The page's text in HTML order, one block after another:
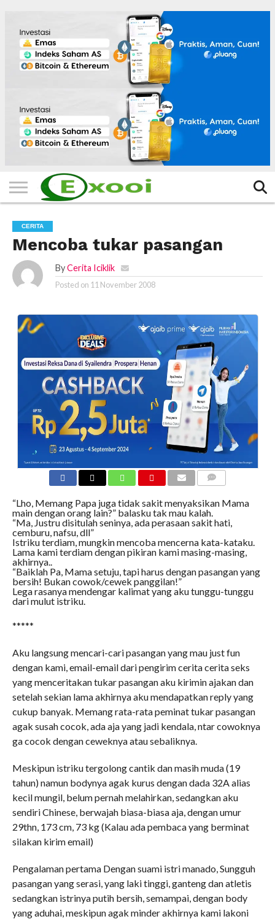
HOME
FILTER
BERITA
BIODATA
CERITA
CERPEN
EKSKLUSIF
FOTO
VIDEO
TIPS
MORE
CERITA
Mencoba tukar pasangan
By Cerita Iciklik
Posted on 11 November 2008
“Lho, Memang Papa juga tidak sakit menyaksikan Mama
main dengan orang lain?” balasku tak mau kalah.
“Ma, Justru disitulah seninya, ada perasaan sakit hati,
cemburu, nafsu, dll”
Istriku terdiam, mungkin mencoba mencerna kata-kataku.
Lama kami terdiam dengan pikiran kami masing-masing,
akhirnya..
“Baiklah Pa, Mama setuju, tapi harus dengan pasangan yang
bersih! Bukan cowok/cewek panggilan!”
Lega rasanya mendengar kalimat yang aku tunggu-tunggu
dari mulut istriku.
*****
Aku langsung mencari-cari pasangan yang mau just fun
dengan kami, email-email dari pengirim cerita cerita seks
yang menceritakan tukar pasangan aku kirimin ajakan dan
setelah sekian lama akhirnya aku mendapatkan reply yang
cukup banyak. Memang rata-rata peminat tukar pasangan
agak susah cocok, ada aja yang jadi kendala, ntar cowoknya
ga cocok dengan ceweknya atau sebaliknya.
Meskipun istriku tergolong cantik dan masih muda (19
tahun) namun bodynya agak kurus dengan dada 32A alias
kecil mungil, belum pernah melahirkan, sedangkan aku
sendiri Chinese, berwajah biasa-biasa aja, dengan umur
29thn, 173 cm, 73 kg (Kalau ada pembaca yang berminat
silakan kirim email)
Pengalaman pertama Dengan suami istri manado, Sungguh
pasangan yang serasi, yang laki tinggi, ganteng dan atletis
sedangkan istrinya putih bersih, semampai, dengan body
yang aduhai, meskipun agak minder akhirnya kami lakoni